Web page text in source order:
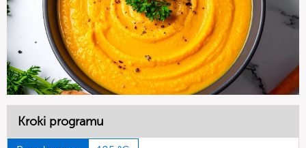
Kroki programu